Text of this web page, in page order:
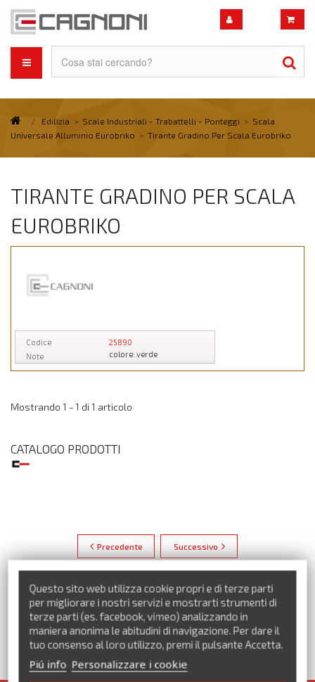
/ Edilizia > Scale Industriali - Trabattelli - Ponteggi > Scala
Universale Alluminio Eurobriko > Tirante Gradino Per Scala Eurobriko
TIRANTE GRADINO PER SCALA
EUROBRIKO
Codice
25890
Note
colore: verde
Mostrando 1 - 1 di 1 articolo
CATALOGO PRODOTTI
Precedente Successivo
Questo sito web utilizza cookie propri e di terze parti
per migliorare i nostri servizi e mostrarti strumenti di
terze parti (es. facebook, vimeo) analizzando in
maniera anonima le abitudini di navigazione. Per dare il
tuo consenso al loro utilizzo, premi il pulsante Accetta.
Piú info Personalizzare i cookie